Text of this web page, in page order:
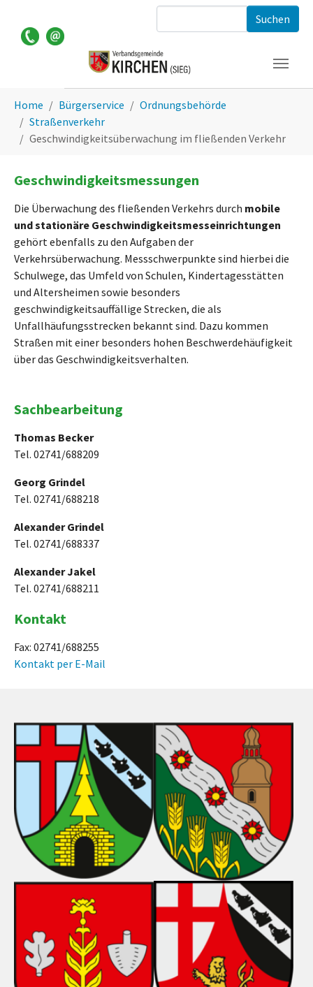
Home Bürgerservice
Ordnungsbehörde
Straßenverkehr
Geschwindigkeitsüberwachung im fließenden Verkehr
Geschwindigkeitsmessungen
Die Überwachung des fließenden Verkehrs durch mobile
und stationäre Geschwindigkeitsmesseinrichtungen
gehört ebenfalls zu den Aufgaben der
Verkehrsüberwachung. Messschwerpunkte sind hierbei die
Schulwege, das Umfeld von Schulen, Kindertagesstätten
und Altersheimen sowie besonders
geschwindigkeitsauffällige Strecken, die als
Unfallhäufungsstrecken bekannt sind. Dazu kommen
Straßen mit einer besonders hohen Beschwerdehäufigkeit
über das Geschwindigkeitsverhalten.
Sachbearbeitung
Thomas Becker
Tel. 02741/688209
Georg Grindel
Tel. 02741/688218
Alexander Grindel
Tel. 02741/688337
Alexander Jakel
Tel. 02741/688211
Kontakt
Fax: 02741/688255
Kontakt per E-Mail